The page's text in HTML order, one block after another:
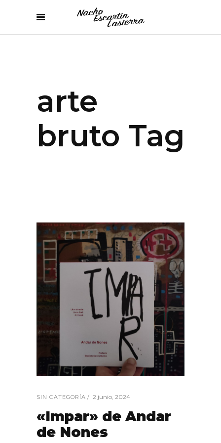
arte
bruto Tag
SIN CATEGORÍA 2 junio, 2024
«Impar» de Andar
de Nones